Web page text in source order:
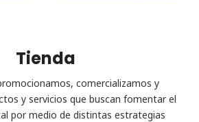
Tienda
comercializamos y
y servicios que buscan fomentar el
por medio de distintas estrategias